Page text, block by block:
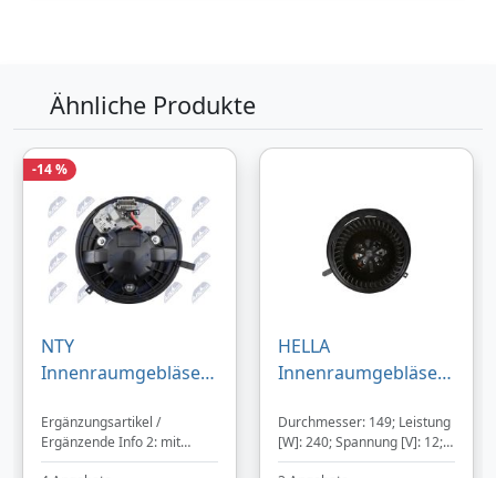
Ähnliche Produkte
-14 %
NTY
Innenraumgebläse
für BMW
64116933663
Ergänzungsartikel /
Ergänzende Info 2: mit
Widerstand; Anzahl der
HELLA
Innenraumgebläse
Ø149mm 149mm für
BMW 64119144200
Durchmesser: 149; Leistung
[W]: 240; Spannung [V]: 12;
Anzahl der Steckkontakte: 2;